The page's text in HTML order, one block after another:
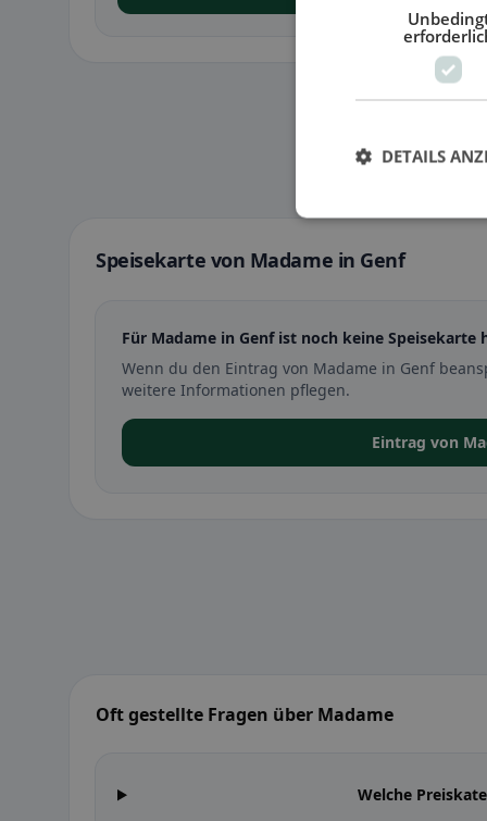
Speisekarte von Madame in Genf
Für Madame in Genf ist noch keine Speisekarte
Wenn du den Eintrag von Madame in Genf
weitere Informationen pflegen.
Eintrag von
Oft gestellte Fragen über Madame
Welche
DETAILS